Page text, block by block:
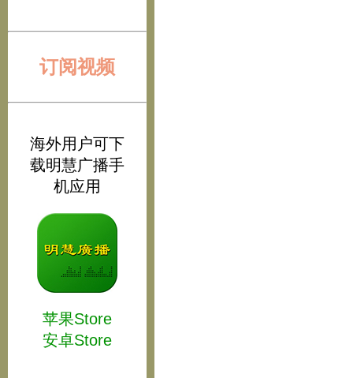
订阅视频
海外用户可下
载明慧广播手
机应用
苹果Store
安卓Store